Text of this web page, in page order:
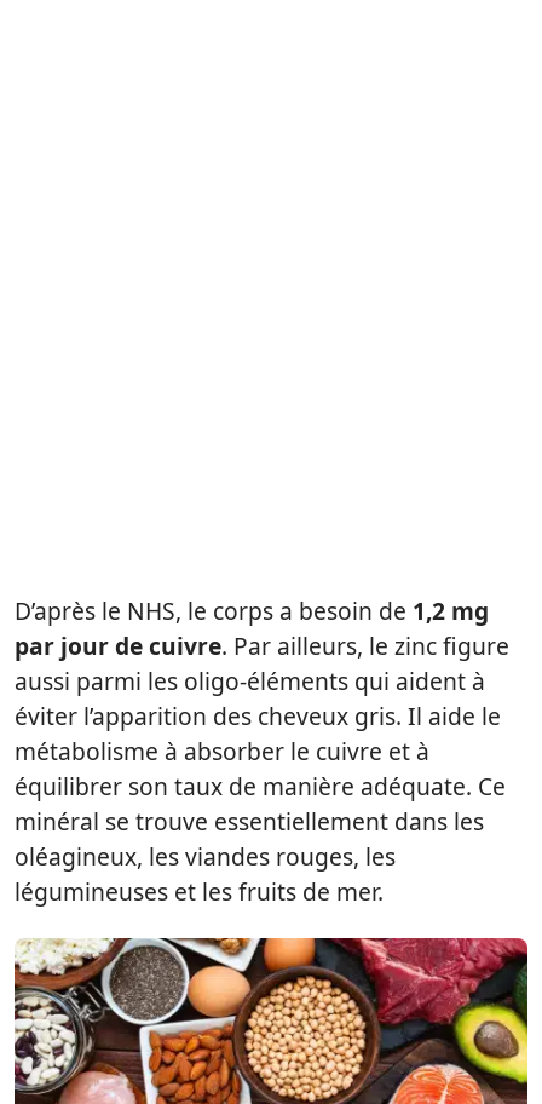
D’après le NHS, le corps a besoin de 1,2 mg
par jour de cuivre. Par ailleurs, le zinc figure
aussi parmi les oligo-éléments qui aident à
éviter l’apparition des cheveux gris. Il aide le
métabolisme à absorber le cuivre et à
équilibrer son taux de manière adéquate. Ce
minéral se trouve essentiellement dans les
oléagineux, les viandes rouges, les
légumineuses et les fruits de mer.